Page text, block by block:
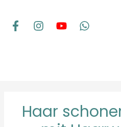
Inhalt
springen
Haar